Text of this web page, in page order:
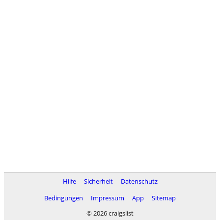
Hilfe Sicherheit
Datenschutz
Bedingungen
Impressum App
Sitemap
© 2026 craigslist